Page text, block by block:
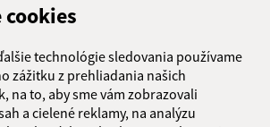
technológie sledovania používame
zážitku z prehliadania našich
na to, aby sme vám zobrazovali
a cielené reklamy, na analýzu